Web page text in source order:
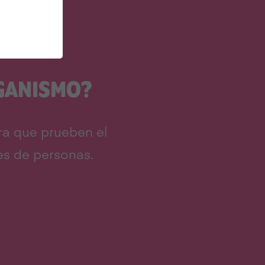
que prueben el
de personas.